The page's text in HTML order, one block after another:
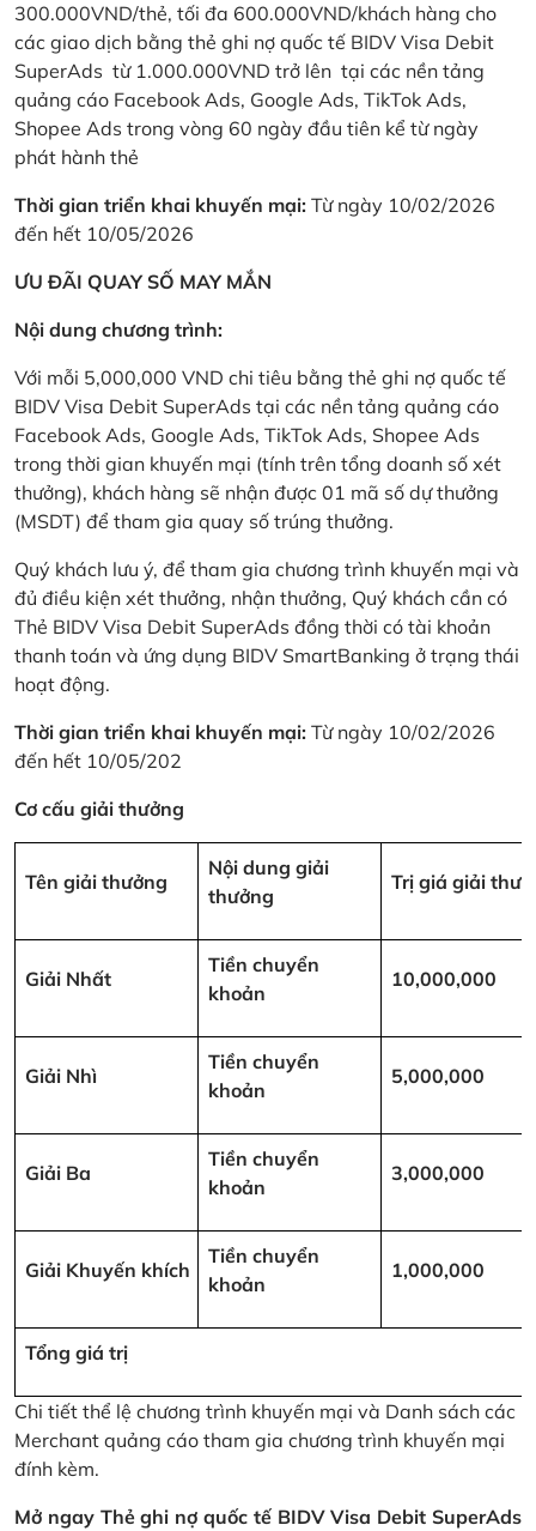
300.000VND/thẻ, tối đa 600.000VND/khách hàng cho
các giao dịch bằng thẻ ghi nợ quốc tế BIDV Visa Debit
SuperAds từ 1.000.000VND trở lên tại các nền tảng
quảng cáo Facebook Ads, Google Ads, TikTok Ads,
Shopee Ads trong vòng 60 ngày đầu tiên kể từ ngày
phát hành thẻ
Thời gian triển khai khuyến mại: Từ ngày 10/02/2026
đến hết 10/05/2026
ƯU ĐÃI QUAY SỐ MAY MẮN
Nội dung chương trình:
Với mỗi 5,000,000 VND chi tiêu bằng thẻ ghi nợ quốc tế
BIDV Visa Debit SuperAds tại các nền tảng quảng cáo
Facebook Ads, Google Ads, TikTok Ads, Shopee Ads
trong thời gian khuyến mại (tính trên tổng doanh số xét
thưởng), khách hàng sẽ nhận được 01 mã số dự thưởng
(MSDT) để tham gia quay số trúng thưởng.
Quý khách lưu ý, để tham gia chương trình khuyến mại và
đủ điều kiện xét thưởng, nhận thưởng, Quý khách cần có
Thẻ BIDV Visa Debit SuperAds đồng thời có tài khoản
thanh toán và ứng dụng BIDV SmartBanking ở trạng thái
hoạt động.
Thời gian triển khai khuyến mại: Từ ngày 10/02/2026
đến hết 10/05/202
Cơ cấu giải thưởng
Tên giải thưởng
Nội dung giải
thưởng
Trị giá giải
Giải Nhất
Tiền chuyển
khoản
10,000,000
Giải Nhì
Tiền chuyển
khoản
5,000,000
Giải Ba
Tiền chuyển
khoản
3,000,000
Giải Khuyến khích
Tiền chuyển
khoản
1,000,000
Tổng giá trị
Chi tiết thể lệ chương trình khuyến mại và Danh sách các
Merchant quảng cáo tham gia chương trình khuyến mại
đính kèm.
Mở ngay Thẻ ghi nợ quốc tế BIDV Visa Debit SuperAds